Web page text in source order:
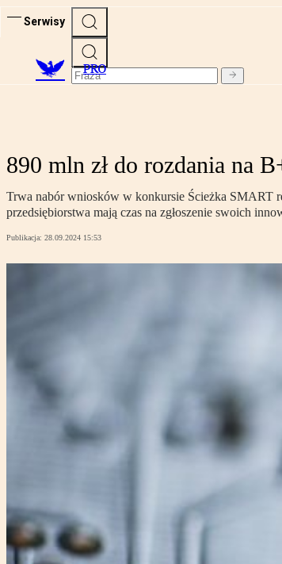
Serwisy
PRO
890 mln zł do rozdania na
Trwa nabór wniosków w konkursie Ścieżka SMART
przedsiębiorstwa mają czas na zgłoszenie swoich
Publikacja: 28.09.2024 15:53